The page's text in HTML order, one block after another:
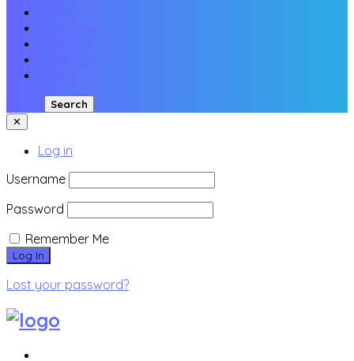
Search
✕
Log in
Username
Password
Remember Me
Lost your password?